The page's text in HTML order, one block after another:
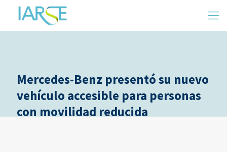
Mercedes-Benz presentó su nuevo
vehículo accesible para personas
con movilidad reducida